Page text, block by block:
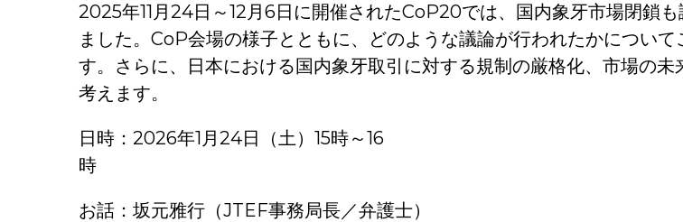
2025年11月24日～12月6日に開催されたCoP20では、国内象牙市場閉鎖も
ました。CoP会場の様子とともに、どのような議論が行われたかについて
す。さらに、日本における国内象牙取引に対する規制の厳格化、市場の未
考えます。
日時：2026年1月24日（土）15時～16
時
お話：坂元雅行（JTEF事務局長／弁護士）